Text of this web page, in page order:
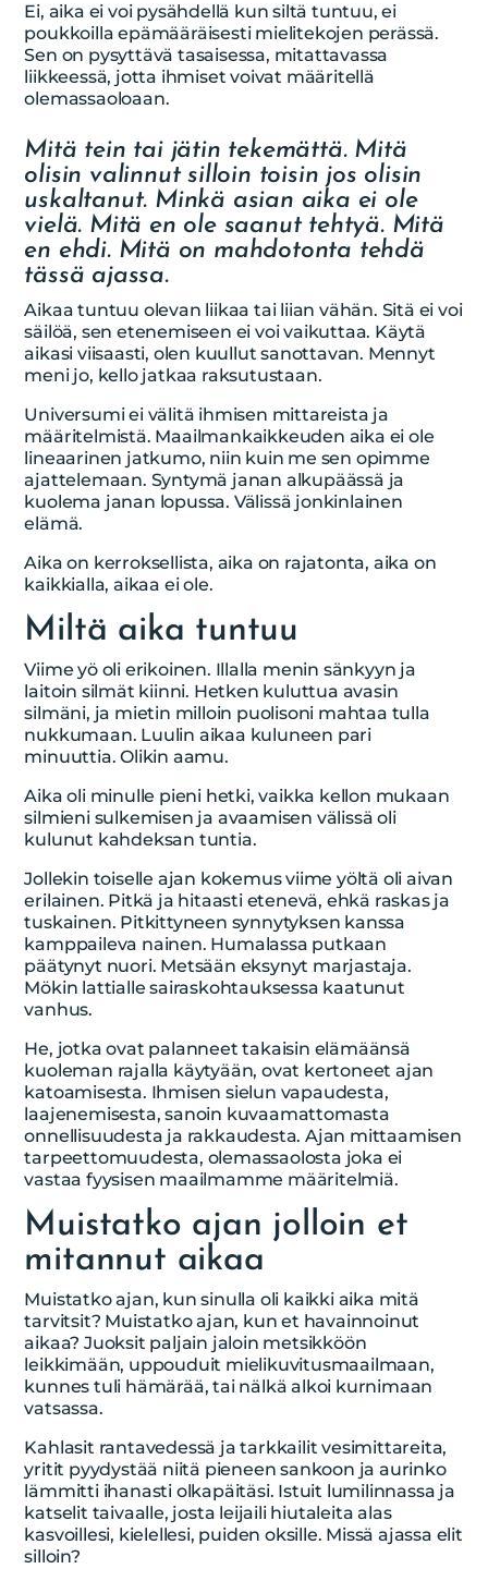
Ei, aika ei voi pysähdellä kun siltä tuntuu, ei
poukkoilla epämääräisesti mielitekojen perässä.
Sen on pysyttävä tasaisessa, mitattavassa
liikkeessä, jotta ihmiset voivat määritellä
olemassaoloaan.
Mitä tein tai jätin tekemättä. Mitä
olisin valinnut silloin toisin jos olisin
uskaltanut. Minkä asian aika ei ole
vielä. Mitä en ole saanut tehtyä. Mitä
en ehdi. Mitä on mahdotonta tehdä
tässä ajassa.
Aikaa tuntuu olevan liikaa tai liian vähän. Sitä ei voi
säilöä, sen etenemiseen ei voi vaikuttaa. Käytä
aikasi viisaasti, olen kuullut sanottavan. Mennyt
meni jo, kello jatkaa raksutustaan.
Universumi ei välitä ihmisen mittareista ja
määritelmistä. Maailmankaikkeuden aika ei ole
lineaarinen jatkumo, niin kuin me sen opimme
ajattelemaan. Syntymä janan alkupäässä ja
kuolema janan lopussa. Välissä jonkinlainen
elämä.
Aika on kerroksellista, aika on rajatonta, aika on
kaikkialla, aikaa ei ole.
Miltä aika tuntuu
Viime yö oli erikoinen. Illalla menin sänkyyn ja
laitoin silmät kiinni. Hetken kuluttua avasin
silmäni, ja mietin milloin puolisoni mahtaa tulla
nukkumaan. Luulin aikaa kuluneen pari
minuuttia. Olikin aamu.
Aika oli minulle pieni hetki, vaikka kellon mukaan
silmieni sulkemisen ja avaamisen välissä oli
kulunut kahdeksan tuntia.
Jollekin toiselle ajan kokemus viime yöltä oli aivan
erilainen. Pitkä ja hitaasti etenevä, ehkä raskas ja
tuskainen. Pitkittyneen synnytyksen kanssa
kamppaileva nainen. Humalassa putkaan
päätynyt nuori. Metsään eksynyt marjastaja.
Mökin lattialle sairaskohtauksessa kaatunut
vanhus.
He, jotka ovat palanneet takaisin elämäänsä
kuoleman rajalla käytyään, ovat kertoneet ajan
katoamisesta. Ihmisen sielun vapaudesta,
laajenemisesta, sanoin kuvaamattomasta
onnellisuudesta ja rakkaudesta. Ajan mittaamisen
tarpeettomuudesta, olemassaolosta joka ei
vastaa fyysisen maailmamme määritelmiä.
Muistatko ajan jolloin et
mitannut aikaa
Muistatko ajan, kun sinulla oli kaikki aika mitä
tarvitsit? Muistatko ajan, kun et havainnoinut
aikaa? Juoksit paljain jaloin metsikköön
leikkimään, uppouduit mielikuvitusmaailmaan,
kunnes tuli hämärää, tai nälkä alkoi kurnimaan
vatsassa.
Kahlasit rantavedessä ja tarkkailit vesimittareita,
yritit pyydystää niitä pieneen sankoon ja aurinko
lämmitti ihanasti olkapäitäsi. Istuit lumilinnassa ja
katselit taivaalle, josta leijaili hiutaleita alas
kasvoillesi, kielellesi, puiden oksille. Missä ajassa elit
silloin?